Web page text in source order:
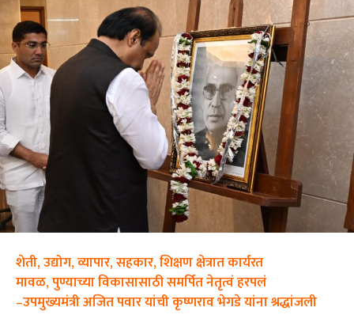
शेती, उद्योग, व्यापार, सहकार, शिक्षण क्षेत्रात कार्यरत
मावळ, पुण्याच्या विकासासाठी समर्पित नेतृत्वं हरपलं
–उपमुख्यमंत्री अजित पवार यांची कृष्णराव भेगडे यांना श्रद्धांजली